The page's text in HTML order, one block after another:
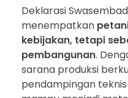
Deklarasi
menempatkan
kebijakan, tetapi
pembangunan.
sarana produksi
pendampingan